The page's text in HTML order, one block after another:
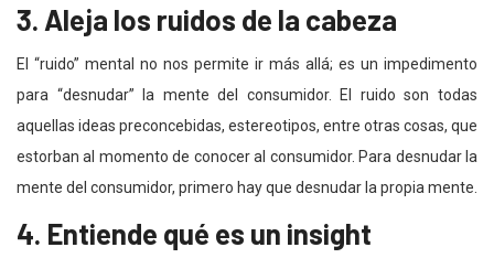
3. Aleja los ruidos de la cabeza
El “ruido” mental no nos permite ir más allá; es un impedimento
para “desnudar” la mente del consumidor. El ruido son todas
aquellas ideas preconcebidas, estereotipos, entre otras cosas, que
estorban al momento de conocer al consumidor. Para desnudar la
mente del consumidor, primero hay que desnudar la propia mente.
4. Entiende qué es un insight